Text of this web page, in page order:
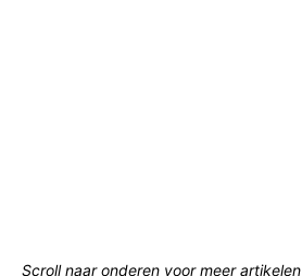
Scroll naar onderen voor meer artikelen